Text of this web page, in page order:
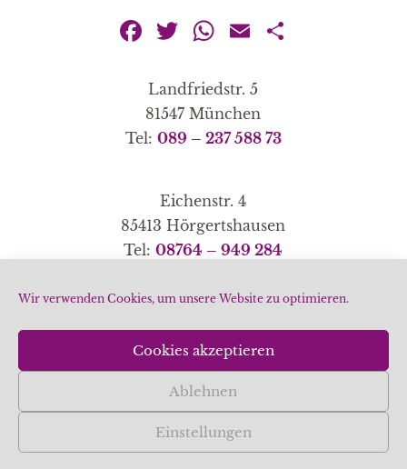
Wir verwenden Cookies, um unsere Website zu optimieren.
Cookies akzeptieren
Ablehnen
Einstellungen
Facebook
Twitter
WhatsApp
Email
Landfriedstr. 5
81547 München
Tel: 089 – 237 588 73
Eichenstr. 4
85413 Hörgertshausen
Tel:08764 – 949 284
Impressum|
(EU)